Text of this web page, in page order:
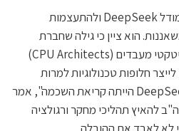
: בהתייחסו למודל DeepSeek ולהתעצמות
הוא ציין כי גילה שחברת
Huawei מעסיקה כ-100 ארכיטקטי מעבדים (CPU Architects)
חלופות טכנולוגיות למרות
הסנקציות ומגבלות הציוד. "DeepSeek הייתה קריאת השכמה", אמר
להאיץ תהליכי מחקר ורגולציה